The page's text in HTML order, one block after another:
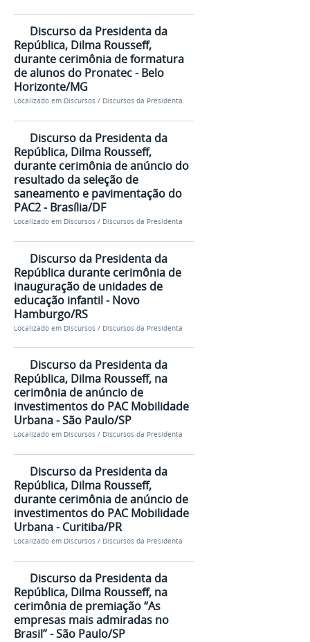
Discurso da Presidenta da
República, Dilma Rousseff,
durante cerimônia de formatura
de alunos do Pronatec - Belo
Horizonte/MG
Localizado em Discursos / Discursos da Presidenta
Discurso da Presidenta da
República, Dilma Rousseff,
durante cerimônia de anúncio do
resultado da seleção de
saneamento e pavimentação do
PAC2 - Brasília/DF
Localizado em Discursos / Discursos da Presidenta
Discurso da Presidenta da
República durante cerimônia de
inauguração de unidades de
educação infantil - Novo
Hamburgo/RS
Localizado em Discursos / Discursos da Presidenta
Discurso da Presidenta da
República, Dilma Rousseff, na
cerimônia de anúncio de
investimentos do PAC Mobilidade
Urbana - São Paulo/SP
Localizado em Discursos / Discursos da Presidenta
Discurso da Presidenta da
República, Dilma Rousseff,
durante cerimônia de anúncio de
investimentos do PAC Mobilidade
Urbana - Curitiba/PR
Localizado em Discursos / Discursos da Presidenta
Discurso da Presidenta da
República, Dilma Rousseff, na
cerimônia de premiação “As
empresas mais admiradas no
Brasil” - São Paulo/SP